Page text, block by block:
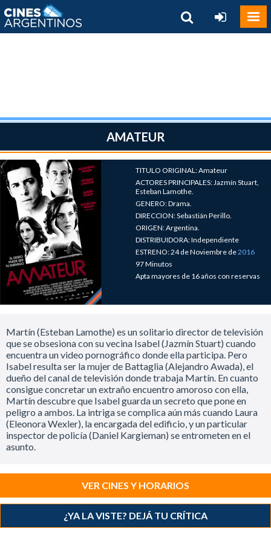
AMATEUR
TITULO ORIGINAL: Amateur
ACTORES PRINCIPALES: Jazmín Stuart,
Esteban Lamothe.
GENERO: Drama.
DIRECCION: Sebastián Perillo.
ORIGEN: Argentina.
DISTRIBUIDORA: Independiente
ESTRENO: 24 de Noviembre de2016
97 Minutos
Apta mayores de 16 años con reservas
Martín (Esteban Lamothe) es un solitario director de televisión
que se obsesiona con su vecina Isabel (Jazmín Stuart) cuando
encuentra un video pornográfico donde ella participa. Pero
Isabel resulta ser la mujer de Battaglia (Alejandro Awada), el
dueño del canal de televisión donde trabaja Martín. En cuanto
consigue concretar un extraño encuentro amoroso con ella,
Martín descubre que Isabel guarda un secreto que pone en
peligro a ambos. La intriga se complica aún más cuando Laura
(Eleonora Wexler), la encargada del edificio, y un particular
inspector de policía (Daniel Kargieman) se entrometen en el
asunto.
VER CINES Y HORARIOS
¿YA LA VISTE? DEJÁ TU CRÍTICA